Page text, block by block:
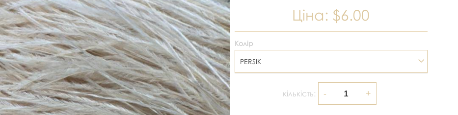
Ціна: $6.00
Колір
PERSIK
кількість: